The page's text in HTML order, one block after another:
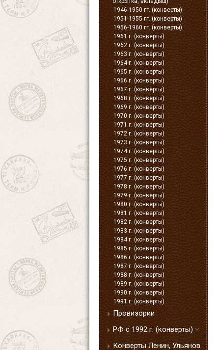
1946-1950 гг. (конверты)
1951-1955 гг. (конверты)
1956-1960 гг. (конверты).
1961 г. (конверты)
1962 г. (конверты)
1963 г. (конверты)
1964 г. (конверты)
1965 г. (конверты)
1966 г. (конверты)
1967 г. (конверты)
1968 г. (конверты)
1969 г. (конверты)
1970 г. (конверты)
1971 г. (конверты)
1972 г. (конверты)
1973 г. (конверты)
1974 г. (конверты)
1975 г. (конверты)
1976 г. (конверты)
1977 г. (конверты)
1978 г. (конверты)
1979 г. (конверты)
1980 г. (конверты)
1981 г. (конверты)
1982 г. (конверты)
1983 г. (конверты)
1984 г. (конверты)
1985 г. (конверты)
1986 г. (конверты)
1987 г. (конверты)
1988 г. (конверты)
1989 г. (конверты)
1990 г. (конверты)
1991 г. (конверты)
Провизории
РФ с 1992 г. (конверты)
Конверты Ленин, Ульянов